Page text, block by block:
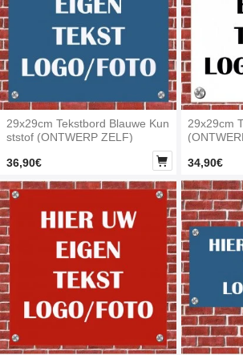
29x29cm Tekstbord Blauwe Kun
ststof (ONTWERP ZELF)
36,90€

29x29cm
34,90€